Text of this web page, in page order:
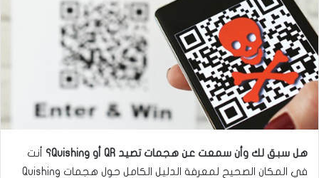
ت
و
ي
ت
ر
د
ا
إ
ل
ك
ر
هل سبق لك وأن سمعت عن هجمات تصيد QR أو Quishing؟
أنت
في المكان الصحيح لمعرفة الدليل الكامل حول هجمات Quishing